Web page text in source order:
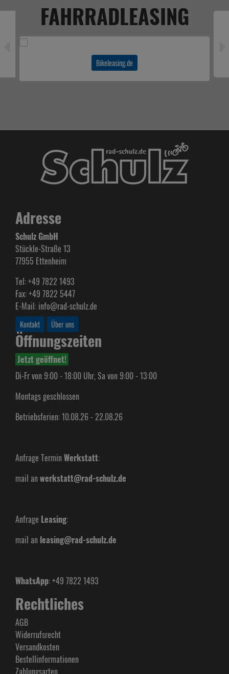
FAHRRADLEASING
Bikeleasing.de
Adresse
Schulz GmbH
Stückle-Straße 13
77955 Ettenheim
Tel: +49 7822 1493
Fax: +49 7822 5447
E-Mail: info@rad-schulz.de
Kontakt Über uns
Öffnungszeiten
Jetzt geöffnet!
Di-Fr von 9:00 - 18:00 Uhr, Sa von 9:00 - 13:00
Montags geschlossen
Betriebsferien: 10.08.26 - 22.08.26
Anfrage Termin Werkstatt:
mail an werkstatt@rad-schulz.de
Anfrage Leasing:
mail an leasing@rad-schulz.de
WhatsApp: +49 7822 1493
Rechtliches
AGB
Widerrufsrecht
Versandkosten
Bestellinformationen